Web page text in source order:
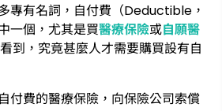
專有名詞，自付費（Deductible，
一個，尤其是買醫療保險或自願醫
看到，究竟甚麼人才需要購買設有自
付費的醫療保險，向保險公司索償